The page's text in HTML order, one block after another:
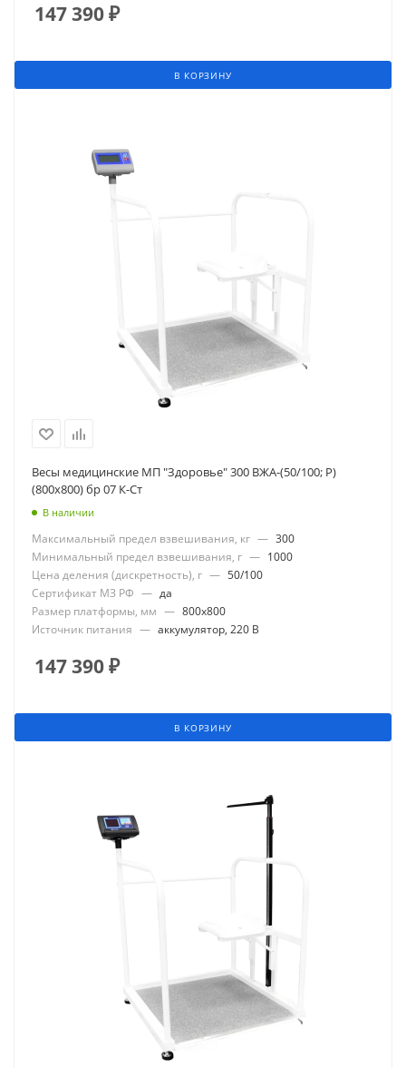
147 390₽
В КОРЗИНУ
Весы медицинские МП "Здоровье" 300 ВЖА-(50/100; Р)
(800х800) бр 07 К-Ст
В наличии
Максимальный предел взвешивания, кг — 300
Минимальный предел взвешивания, г — 1000
Цена деления (дискретность), г — 50/100
Сертификат МЗ РФ — да
Размер платформы, мм — 800x800
Источник питания — аккумулятор, 220 В
147 390₽
В КОРЗИНУ